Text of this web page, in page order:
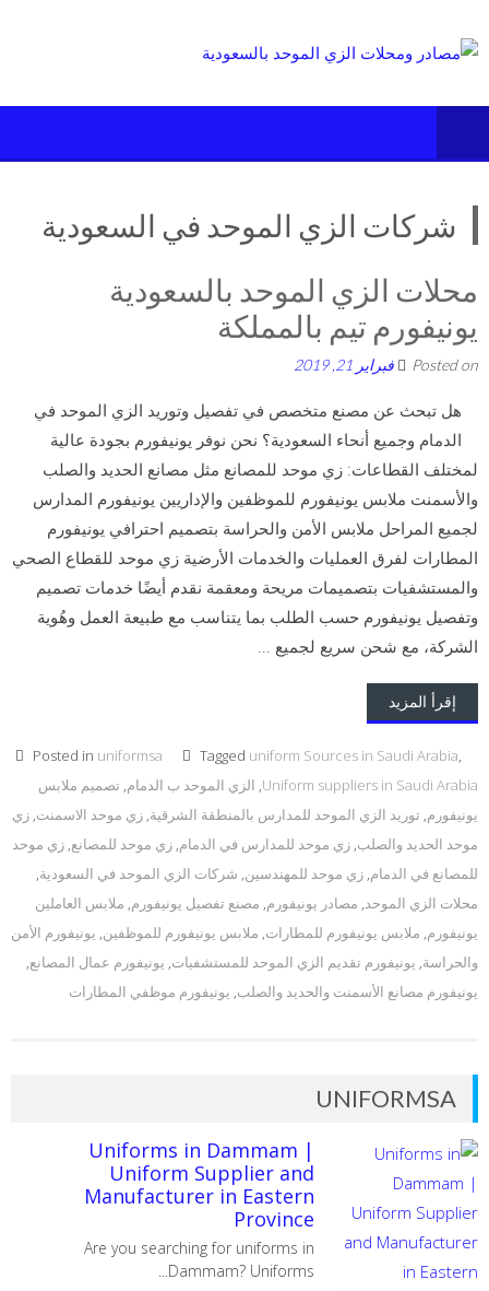
to
شركات الزي الموحد في السعودية
محلات الزي الموحد بالسعودية
يونيفورم تيم بالمملكة
Posted on فبراير 21, 2019
هل تبحث عن مصنع متخصص في تفصيل وتوريد الزي الموحد في
الدمام وجميع أنحاء السعودية؟ نحن نوفر يونيفورم بجودة عالية
لمختلف القطاعات: زي موحد للمصانع مثل مصانع الحديد والصلب
والأسمنت ملابس يونيفورم للموظفين والإداريين يونيفورم المدارس
لجميع المراحل ملابس الأمن والحراسة بتصميم احترافي يونيفورم
المطارات لفرق العمليات والخدمات الأرضية زي موحد للقطاع الصحي
والمستشفيات بتصميمات مريحة ومعقمة نقدم أيضًا خدمات تصميم
وتفصيل يونيفورم حسب الطلب بما يتناسب مع طبيعة العمل وهُوية
الشركة، مع شحن سريع لجميع ...
إقرأ المزيد
Posted in uniformsa Tagged uniform Sources in Saudi Arabia,
Uniform suppliers in Saudi Arabia
, الزي الموحد ب الدمام, تصميم ملابس
يونيفورم, توريد الزي الموحد للمدارس بالمنطقة الشرقية, زي موحد الاسمنت, زي
موحد الحديد والصلب, زي موحد للمدارس في الدمام, زي موحد للمصانع, زي موحد
للمصانع في الدمام, زي موحد للمهندسين, شركات الزي الموحد في السعودية,
محلات الزي الموحد, مصادر يونيفورم, مصنع تفصيل يونيفورم, ملابس العاملين
يونيفورم, ملابس يونيفورم للمطارات, ملابس يونيفورم للموظفين, يونيفورم الأمن
والحراسة, يونيفورم تقديم الزي الموحد للمستشفيات, يونيفورم عمال المصانع,
يونيفورم مصانع الأسمنت والحديد والصلب, يونيفورم موظفي المطارات
UNIFORMSA
Uniforms in Dammam |
Uniform Supplier and
Manufacturer in Eastern
Province
Are you searching for uniforms in
Dammam? Uniforms...